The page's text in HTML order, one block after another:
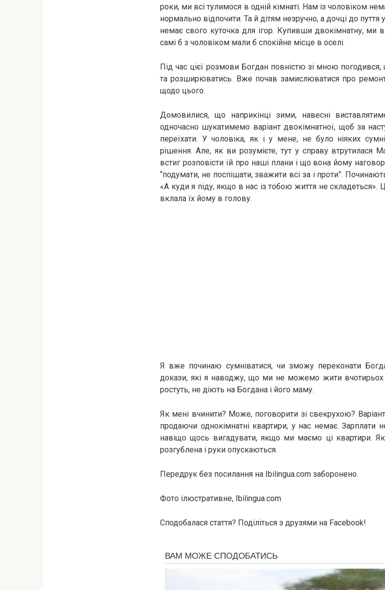
роки, ми всі тулимося в одній кімнаті. Нам із чоловіком
нормально відпочити. Та й дітям незручно, а дочці до
немає свого куточка для ігор. Купивши двокімнатну, ми
самі б з чоловіком мали б спокійне місце в оселі.
Під час цієї розмови Богдан повністю зі мною
та розширюватись. Вже почав замислюватися про
щодо цього.
Домовилися, що наприкінці зими, навесні
одночасно шукатимемо варіант двокімнатної, щоб за
переїхати. У чоловіка, як і у мене, не було ніяких
рішення. Але, як ви розумієте, тут у справу втрутилася
встиг розповісти їй про наші плани і що вона йому
“подумати, не поспішати, зважити всі за і проти”.
«А куди я піду, якщо в нас із тобою життя не
вклала їх йому в голову.
Я вже починаю сумніватися, чи зможу переконати
докази, які я наводжу, що ми не можемо жити вчотирьох
ростуть, не діють на Богдана і його маму.
Як мені вчинити? Може, поговорити зі свекрухою?
продаючи однокімнатні квартири, у нас немає. Зарплати
навіщо щось вигадувати, якщо ми маємо ці квартири.
розгублена і руки опускаються.
Передрук без посилання на Ibilingua.com заборонено.
Фото ілюстративне, Ibilingua.com
Сподобалася стаття? Поділіться з друзями на Facebook!